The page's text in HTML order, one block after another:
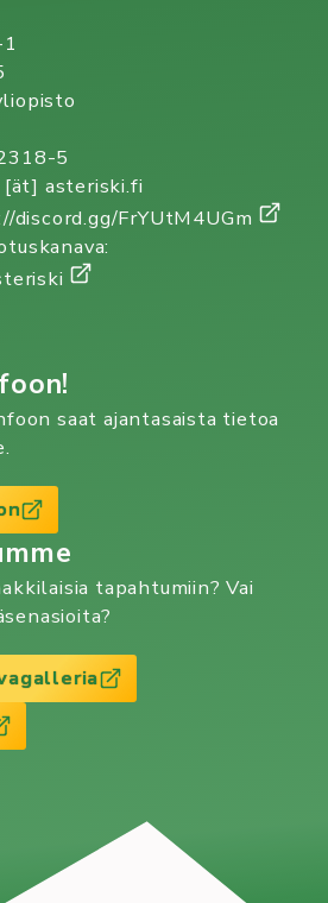
5
asteriski.fi
discord.gg/FrYUtM4UGm
saat ajantasaista tietoa
tapahtumiin? Vai